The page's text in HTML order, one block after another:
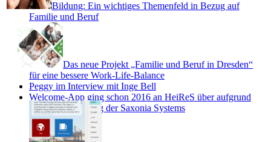
Bildung: Ein wichtiges Themenfeld in Bezug auf
Familie und Beruf
Das neue Projekt „Familie und Beruf in Dresden“
für eine bessere Work-Life-Balance
Peggy im Interview mit Inge Bell
Welcome-App ging schon 2016 an HeiReS über aufgrund
von Projektausstieg der Saxonia Systems